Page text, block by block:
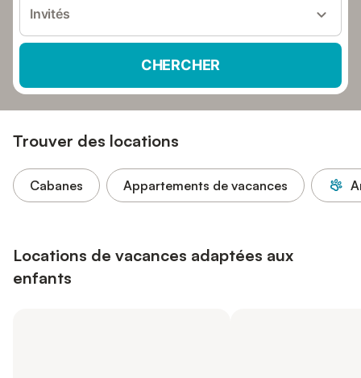
Invités
CHERCHER
Trouver des locations
Cabanes Appartements de vacances
Locations de vacances adaptées aux
enfants